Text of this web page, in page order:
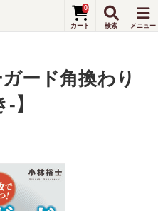
0
ード角換わり
】